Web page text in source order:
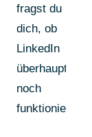
fragst du
dich, ob
LinkedIn
überhaupt
noch
funktioniert.